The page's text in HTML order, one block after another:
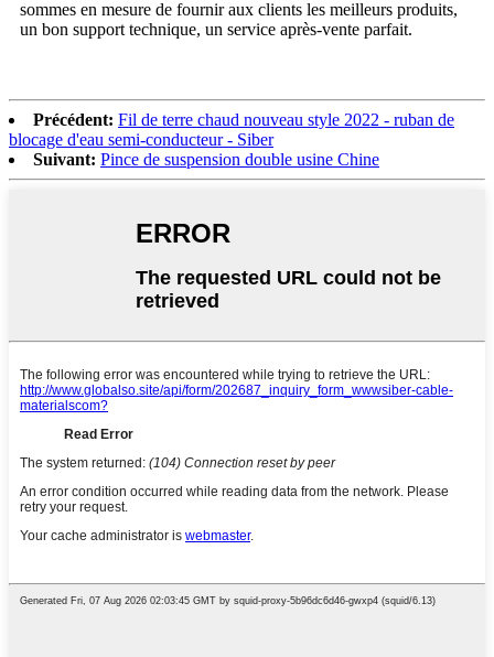
sommes en mesure de fournir aux clients les meilleurs produits,
un bon support technique, un service après-vente parfait.
Précédent: Fil de terre chaud nouveau style 2022 - ruban de
blocage d'eau semi-conducteur - Siber
Suivant: Pince de suspension double usine Chine